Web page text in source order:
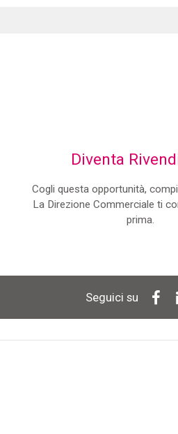
Diventa
Cogli questa opportunità,
La Direzione Commerciale ti
prima.
Seguici su